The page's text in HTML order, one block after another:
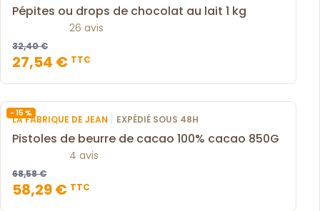
Pépites ou drops de chocolat au lait 1 kg
26 avis
32,40 €
27,54 € TTC
- 15 %
LA FABRIQUE DE JEAN | EXPÉDIÉ SOUS 48H
Pistoles de beurre de cacao 100% cacao 850G
4 avis
68,58 €
58,29 € TTC